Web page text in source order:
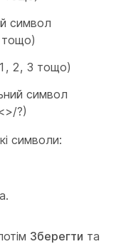
символ
тощо)
2, 3 тощо)
символ
?)
символи:
Зберегти та